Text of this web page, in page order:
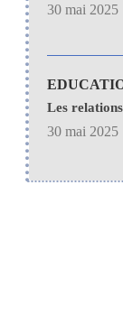
30 mai 2025
Les
30 mai 2025